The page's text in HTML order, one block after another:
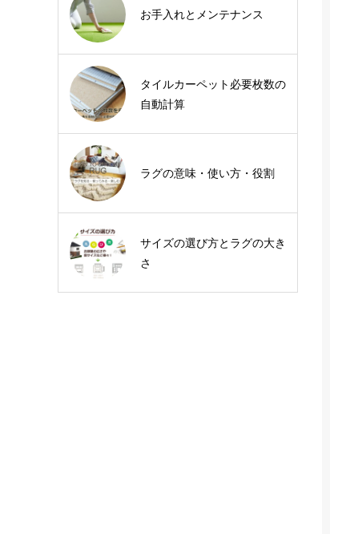
お手入れとメンテナンス
タイルカーペット必要枚数の
自動計算
ラグの意味・使い方・役割
サイズの選び方とラグの大き
さ